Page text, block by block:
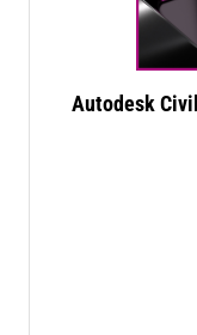
Autodesk